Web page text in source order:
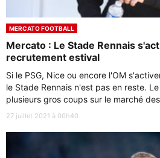
MERCATO FOOTBALL
Mercato : Le Stade Rennais
recrutement estival
Si le PSG, Nice ou encore l'OM
le Stade Rennais n'est pas en reste.
plusieurs gros coups sur le marché
27 juillet 2021 à 00h40